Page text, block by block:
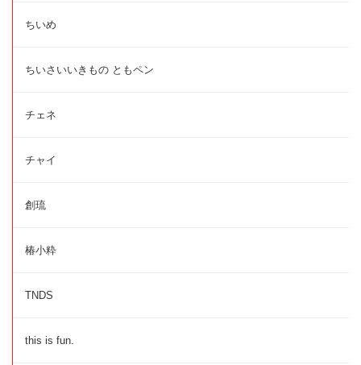
ちいめ
ちいさいいきもの ともペン
チェネ
チャイ
創琉
椿小粋
TNDS
this is fun.